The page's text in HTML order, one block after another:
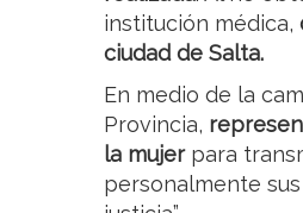
institución médica,
ciudad de Salta.
En medio de la
Provincia,
la mujerpara
personalmente